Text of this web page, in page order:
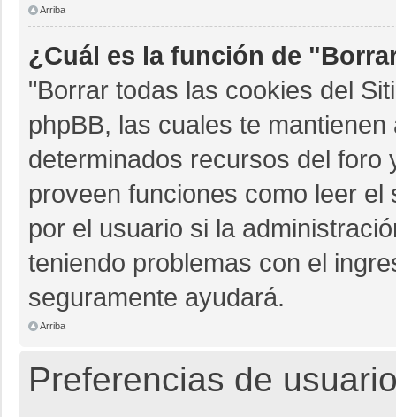
Arriba
¿Cuál es la función de
"Borrar todas las cookies del
phpBB, las cuales te
determinados recursos del foro
proveen funciones como leer
por el usuario si la
teniendo problemas con el
seguramente ayudará.
Arriba
Preferencias de